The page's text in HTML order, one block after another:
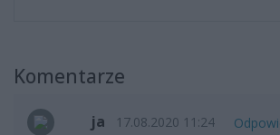
Komentarze
ja 17.08.2020 11:24